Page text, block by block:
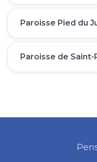
Paroisse Pied du
Paroisse de Saint-